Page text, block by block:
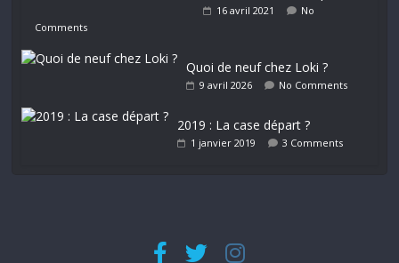
16 avril 2021
No
Comments
Quoi de neuf chez Loki ?
9 avril 2026 No Comments
2019 : La case départ ?
1 janvier 2019 3 Comments